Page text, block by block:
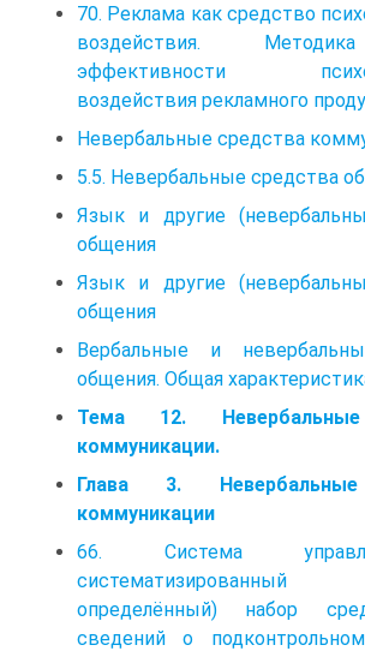
70. Реклама как средство
воздействия.
эффективности
воздействия рекламного
Невербальные средства
5.5. Невербальные средства
Язык и другие
общения
Язык и другие
общения
Вербальные и
общения. Общая
Тема 12.
коммуникации.
Глава 3.
коммуникации
66. Система
определённый) набор
сведений о